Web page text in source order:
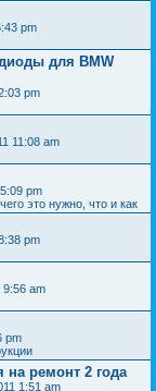
pm
для BMW
pm
11:08 am
pm
это нужно, что и как
pm
am
pm
на ремонт 2 года
1:51 am